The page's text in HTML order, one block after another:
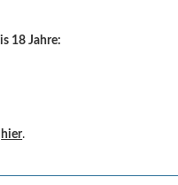
18 Jahre:
hier.